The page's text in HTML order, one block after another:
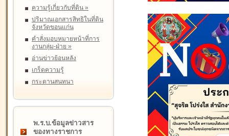
ความรู้เกี่ยวกับที่ดิน »
ปริมาณเอกสารสิทธิในที่ดิน
จังหวัดขอนแก่น
คำสั่งมอบหมายหน้าที่การ
งานกลุ่ม-ฝ่าย »
อ่านข่าวย้อนหลัง
เกร็ดความรู้
กระดานสนทนา
พ.ร.บ.ข้อมูลข่าวสาร
ของทางราชการ